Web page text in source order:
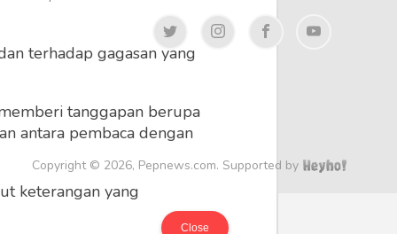
terhadap gagasan yang
tanggapan berupa
antara pembaca dengan
keterangan yang
Close
Copyright © 2026, Pepnews.com. Supported by